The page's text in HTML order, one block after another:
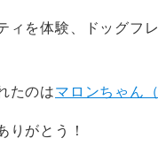
ィを体験、ドッグフ
たのはマロンちゃん
りがとう！